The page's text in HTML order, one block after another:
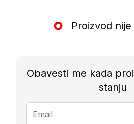
Proizvod
Obavesti me kada
stanju